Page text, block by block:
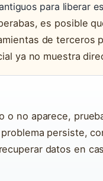
para liberar
es posible
de terceros
ya no muestra
o no aparece,
persiste,
datos en